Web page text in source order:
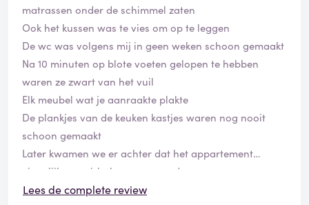
matrassen onder de schimmel zaten
Ook het kussen was te vies om op te leggen
De wc was volgens mij in geen weken schoon gemaakt
Na 10 minuten op blote voeten gelopen te hebben
waren ze zwart van het vuil
Elk meubel wat je aanraakte plakte
De plankjes van de keuken kastjes waren nog nooit
schoon gemaakt
Later kwamen we er achter dat het appartement
eigenlijk een airbnb was van oudere mensen
Lees de complete review